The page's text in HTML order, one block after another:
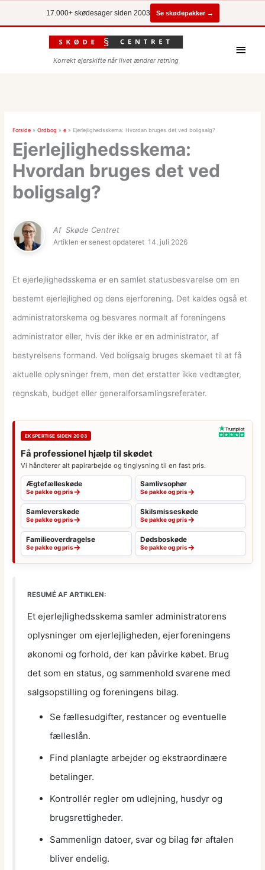
17.000+ skødesager siden 2003 Se skødepakker →
Korrekt ejerskifte når livet ændrer retning
Forside »Ordbog »e » Ejerlejlighedsskema: Hvordan bruges det ved boligsalg?
Ejerlejlighedsskema:
Hvordan bruges det ved
boligsalg?
Af Skøde Centret
Artiklen er senest opdateret 14. juli 2026
Et ejerlejlighedsskema er en samlet statusbesvarelse om en
bestemt ejerlejlighed og dens ejerforening. Det kaldes også et
administratorskema og besvares normalt af foreningens
administrator eller, hvis der ikke er en administrator, af
bestyrelsens formand. Ved boligsalg bruges skemaet til at få
aktuelle oplysninger frem, men det erstatter ikke vedtægter,
regnskab, budget eller generalforsamlingsreferater.
EKSPERTISE SIDEN 2003
Få professionel hjælp til skødet
Vi håndterer alt papirarbejde og tinglysning til en fast pris.
Ægtefælleskøde
Se pakke og pris→
Samlivsophør
Se pakke og pris→
Samleverskøde
Se pakke og pris→
Skilsmisseskøde
Se pakke og pris→
Familieoverdragelse
Se pakke og pris→
Dødsboskøde
Se pakke og pris→
RESUMÉ AF ARTIKLEN:
Et ejerlejlighedsskema samler administratorens
oplysninger om ejerlejligheden, ejerforeningens
økonomi og forhold, der kan påvirke købet. Brug
det som en status, og sammenhold svarene med
salgsopstilling og foreningens bilag.
Se fællesudgifter, restancer og eventuelle
fælleslån.
Find planlagte arbejder og ekstraordinære
betalinger.
Kontrollér regler om udlejning, husdyr og
brugsrettigheder.
Sammenlign datoer, svar og bilag før aftalen
bliver endelig.